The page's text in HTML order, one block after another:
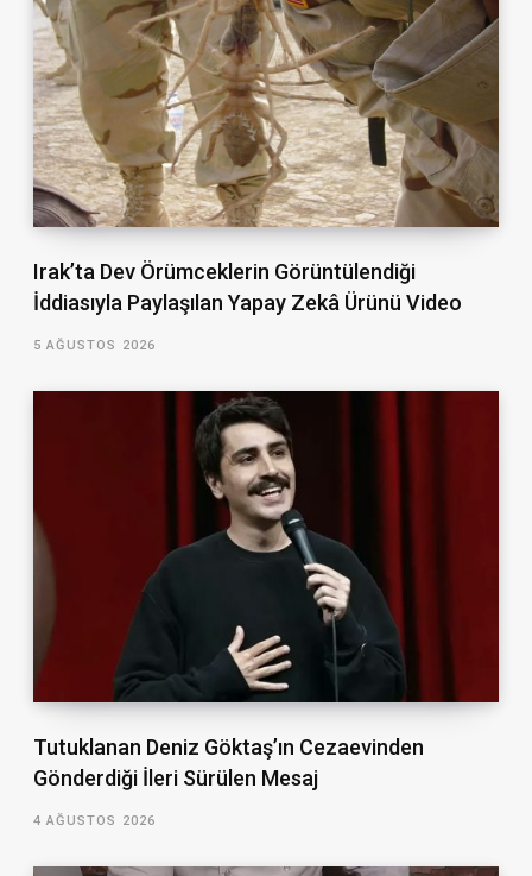
Irak’ta Dev Örümceklerin Görüntülendiği
İddiasıyla Paylaşılan Yapay Zekâ Ürünü Video
5 AĞUSTOS 2026
Tutuklanan Deniz Göktaş’ın Cezaevinden
Gönderdiği İleri Sürülen Mesaj
4 AĞUSTOS 2026